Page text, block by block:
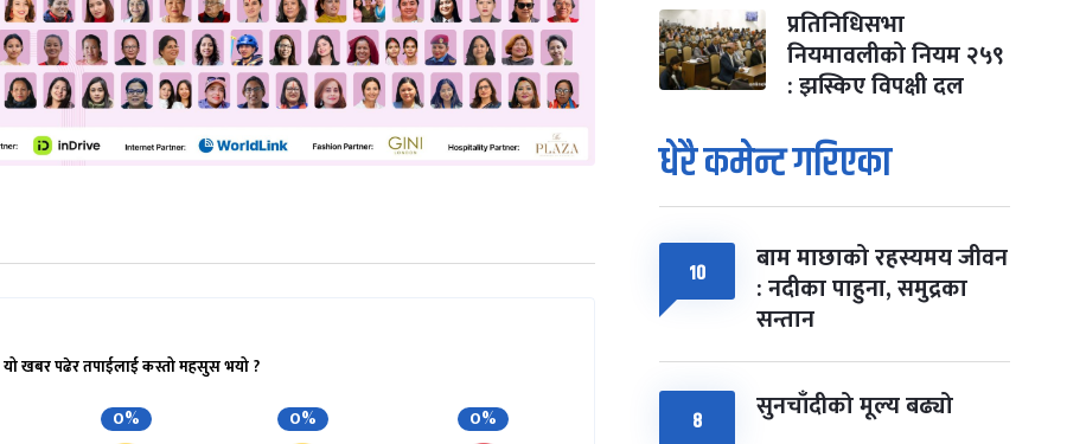
यो खबर पढेर तपाईलाई कस्तो महसुस भयो ?
0% 0% 0%
प्रतिनिधिसभा
नियमावलीको नियम २५९
: झस्किए विपक्षी दल
धेरै कमेन्ट गरिएका
१० बाम माछाको रहस्यमय जीवन
: नदीका पाहुना, समुद्रका
सन्तान
८ सुनचाँदीको मूल्य बढ्यो